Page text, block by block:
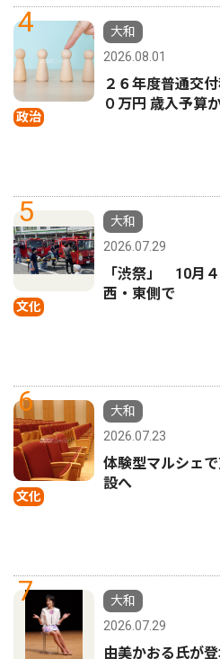
4
政治
大和
2026.08.01
２６年度普通交
０万円 歳入予算
5
文化
大和
2026.07.29
「渋祭」 10月
西・東側で
6
文化
大和
2026.07.23
体験型マルシェ
設へ
7
大和
2026.07.29
由美かおる氏が